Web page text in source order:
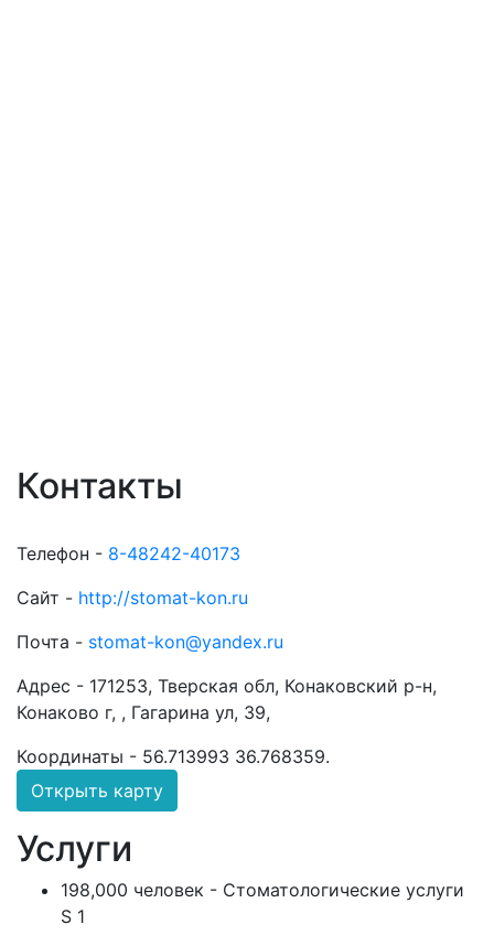
Контакты
Телефон - 8-48242-40173
Сайт - http://stomat-kon.ru
Почта - stomat-kon@yandex.ru
Адрес - 171253, Тверская обл, Конаковский р-н,
Конаково г, , Гагарина ул, 39,
Координаты - 56.713993 36.768359.
Открыть карту
Услуги
198,000 человек - Стоматологические услуги
S 1